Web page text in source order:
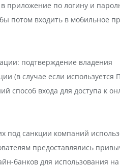
приложение по логину и
потом входить в мобильное
подтверждение владения
(в случае если используется
способ входа для доступа к
под санкции компаний
предоставлялись
банков для использования на